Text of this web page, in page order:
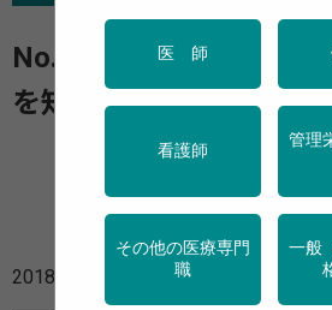
No.1 女性の一生から健
を知る
ブ
パーソナルフィットネスト
健康運動指導士（健康・体
2018年04月18日
医 師
看護師
管理
その他の医療専門
職
一般